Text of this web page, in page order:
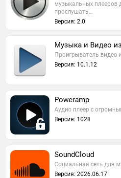
музыкальных плееров
прослушать…
Версия: 2.0
Музыка и Видео
Проигрыватель видео
Версия: 10.1.12
Poweramp
Аудио плеер с
Версия: 1028
SoundCloud
Социальная сеть для
Версия: 2026.06.17